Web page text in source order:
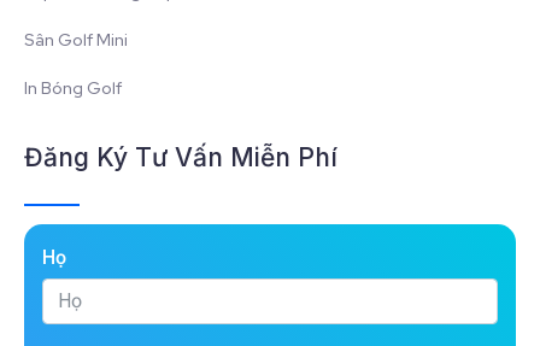
Sân Golf Mini
In Bóng Golf
Đăng Ký Tư Vấn Miễn Phí
Họ